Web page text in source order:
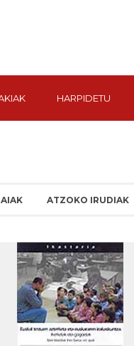
HARPIDETU
ATZOKO IRUDIAK